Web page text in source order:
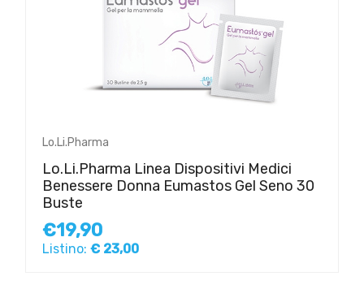
Lo.Li.Pharma
Lo.Li.Pharma Linea Dispositivi Medici
Benessere Donna Eumastos Gel Seno 30
Buste
€19,90
Listino: € 23,00